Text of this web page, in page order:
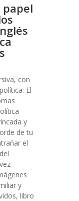
papel
con
El
y
de tu
el
y
libro